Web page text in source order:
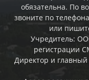
обязательна. По
звоните по
или
Учредитель:
регистрации
Директор и